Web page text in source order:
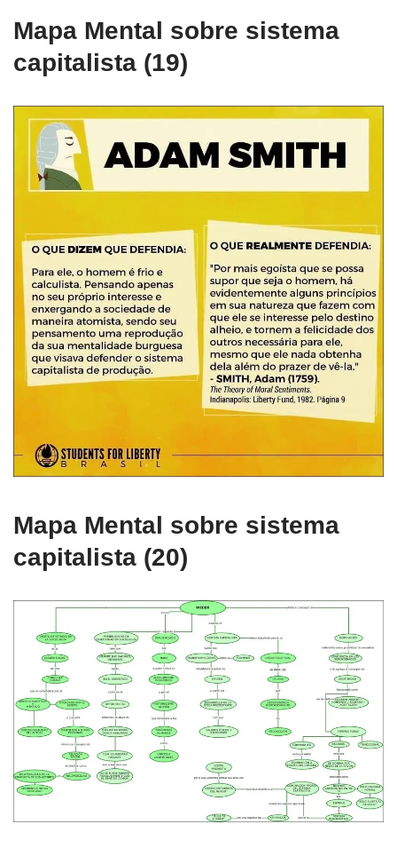
Mapa Mental sobre sistema
capitalista (19)
Mapa Mental sobre sistema
capitalista (20)